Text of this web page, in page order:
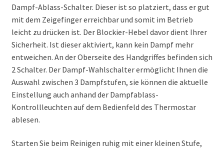
Dampf-Ablass-Schalter. Dieser ist so platziert, dass er gut
mit dem Zeigefinger erreichbar und somit im Betrieb
leicht zu drücken ist. Der Blockier-Hebel davor dient Ihrer
Sicherheit. Ist dieser aktiviert, kann kein Dampf mehr
entweichen. An der Oberseite des Handgriffes befinden sich
2 Schalter. Der Dampf-Wahlschalter ermöglicht Ihnen die
Auswahl zwischen 3 Dampfstufen, sie können die aktuelle
Einstellung auch anhand der Dampfablass-
Kontrollleuchten auf dem Bedienfeld des Thermostar
ablesen.
Starten Sie beim Reinigen ruhig mit einer kleinen Stufe,